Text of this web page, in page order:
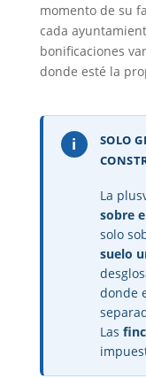
momento de su
cada
bonificaciones
donde esté la
i
SOLO
La
sobre
solo
suelo
donde
Las